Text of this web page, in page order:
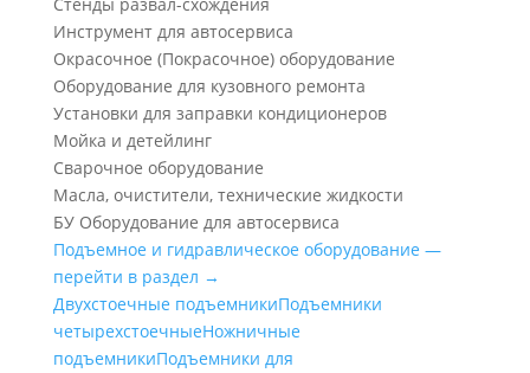
Стенды развал-схождения
Инструмент для автосервиса
Окрасочное (Покрасочное) оборудование
Оборудование для кузовного ремонта
Установки для заправки кондиционеров
Мойка и детейлинг
Сварочное оборудование
Масла, очистители, технические жидкости
БУ Оборудование для автосервиса
Подъемное и гидравлическое оборудование —
перейти в раздел →
Двухстоечные подъемникиПодъемники
четырехстоечныеНожничные
подъемникиПодъемники для